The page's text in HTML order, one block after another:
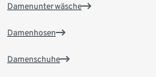
Damenunterwäsche
Damenhosen
Damenschuhe